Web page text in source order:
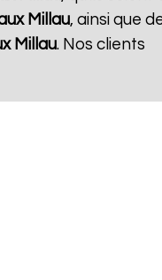
Millau, ainsi que
Millau. Nos clients